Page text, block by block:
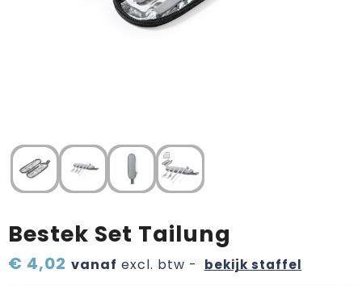
Verzorging & welness
Sinterklaas etenswaren
Zomerpakketten
Bestek Set Tailung
€ 4,02 vanaf excl. btw - bekijk staffel